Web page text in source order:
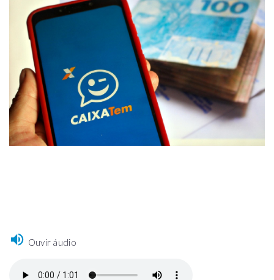
Ouvir áudio